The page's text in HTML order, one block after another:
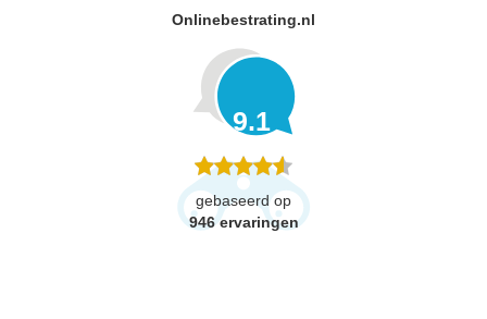
Onlinebestrating.nl
9.1
gebaseerd op
946 ervaringen